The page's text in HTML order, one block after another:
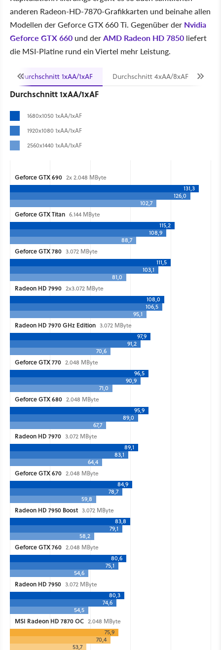
anderen Radeon-HD-7870-Grafikkarten und beinahe allen
Modellen der Geforce GTX 660 Ti. Gegenüber der Nvidia
Geforce GTX 660 und derAMD Radeon HD 7850 liefert
die MSI-Platine rund ein Viertel mehr Leistung.
Durchschnitt 1xAA/1xAF Durchschnitt 4xAA/8xAF
Durchschnitt 1xAA/1xAF
1680x1050 1xAA/1xAF
1920x1080 1xAA/1xAF
2560x1440 1xAA/1xAF
Geforce GTX 690 2x 2.048 MByte
131,3
126,0
102,7
Geforce GTX Titan 6.144 MByte
115,2
108,9
88,7
Geforce GTX 780 3.072 MByte
111,5
103,1
81,0
Radeon HD 7990 2x3.072 MByte
108,0
106,5
95,1
Radeon HD 7970 GHz Edition 3.072 MByte
97,9
91,2
70,6
Geforce GTX 770 2.048 MByte
96,5
90,9
71,0
Geforce GTX 680 2.048 MByte
95,9
89,0
67,7
Radeon HD 7970 3.072 MByte
89,1
83,1
64,4
Geforce GTX 670 2.048 MByte
84,9
78,7
59,8
Radeon HD 7950 Boost 3.072 MByte
83,8
79,1
58,2
Geforce GTX 760 2.048 MByte
80,6
75,1
54,6
Radeon HD 7950 3.072 MByte
80,3
74,6
54,5
MSI Radeon HD 7870 OC 2.048 MByte
75,9
70,4
53,7